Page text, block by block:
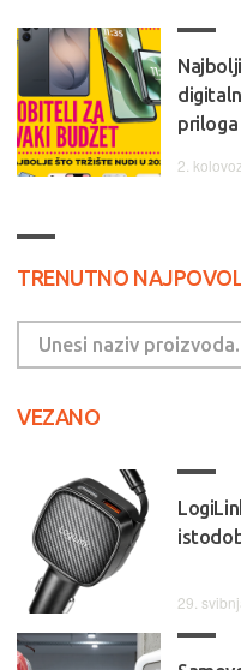
priloga
2.
TRENUTNO
VEZANO
29.